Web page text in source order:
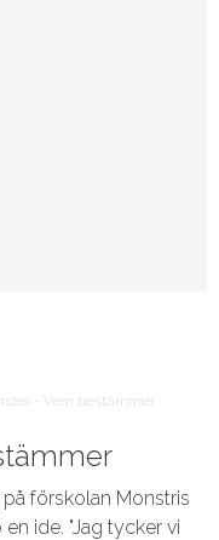
- Vem bestämmer
förskolan Monstris
ide. "Jag tycker vi